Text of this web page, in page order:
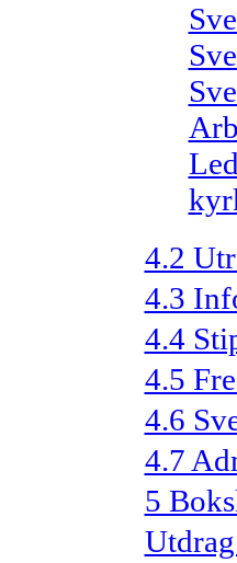
4.2
4.3
4.4
4.5
4.6
4.7
5